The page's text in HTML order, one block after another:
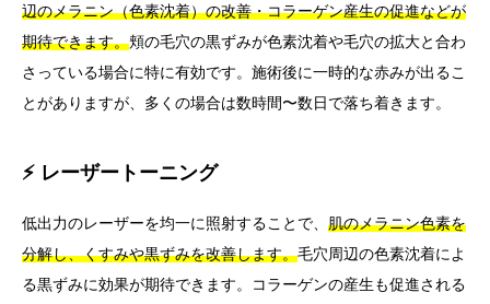
辺のメラニン（色素沈着）の改善・コラーゲン産生の促進などが
期待できます。頬の毛穴の黒ずみが色素沈着や毛穴の拡大と合わ
さっている場合に特に有効です。施術後に一時的な赤みが出るこ
とがありますが、多くの場合は数時間〜数日で落ち着きます。
⚡ レーザートーニング
低出力のレーザーを均一に照射することで、 肌のメラニン色素を
分解し、くすみや黒ずみを改善します。毛穴周辺の色素沈着によ
る黒ずみに効果が期待できます。コラーゲンの産生も促進される